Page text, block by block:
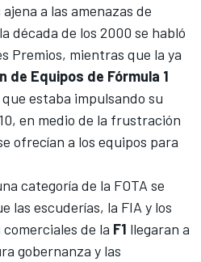
a las amenazas de
década de los 2000 se habló
Premios, mientras que la ya
de Equipos de Fórmula 1
estaba impulsando su
en medio de la frustración
ofrecían a los equipos para
categoría de la FOTA se
las escuderías, la FIA y los
de la F1 llegaran a
gobernanza y las